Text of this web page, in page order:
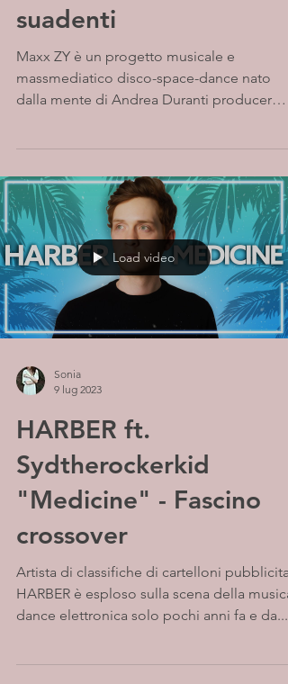
suadenti
Maxx ZY è un progetto musicale e
massmediatico disco-space-dance nato
dalla mente di Andrea Duranti producer
Load video
Sonia
9 lug 2023
HARBER ft.
Sydtherockerkid
"Medicine" - Fascino
crossover
Artista di classifiche di cartelloni
HARBER è esploso sulla scena della musica
dance elettronica solo pochi anni fa e da...